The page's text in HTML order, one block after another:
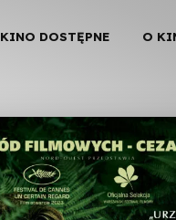
KINO DOSTĘPNE O